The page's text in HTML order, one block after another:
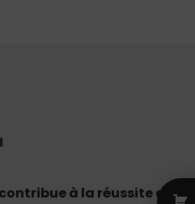
à la réussite de